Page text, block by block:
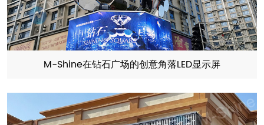
M-Shine在钻石广场的创意角落LED显示屏